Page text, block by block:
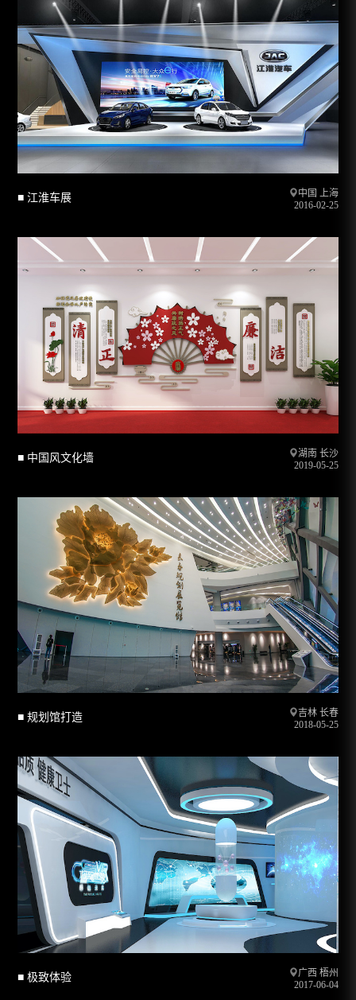
■ 江淮车展
中国 上海
2016-02-25
■ 中国风文化墙
湖南 长沙
2019-05-25
■ 规划馆打造
吉林 长春
2018-05-25
■ 极致体验
广西 梧州
2017-06-04